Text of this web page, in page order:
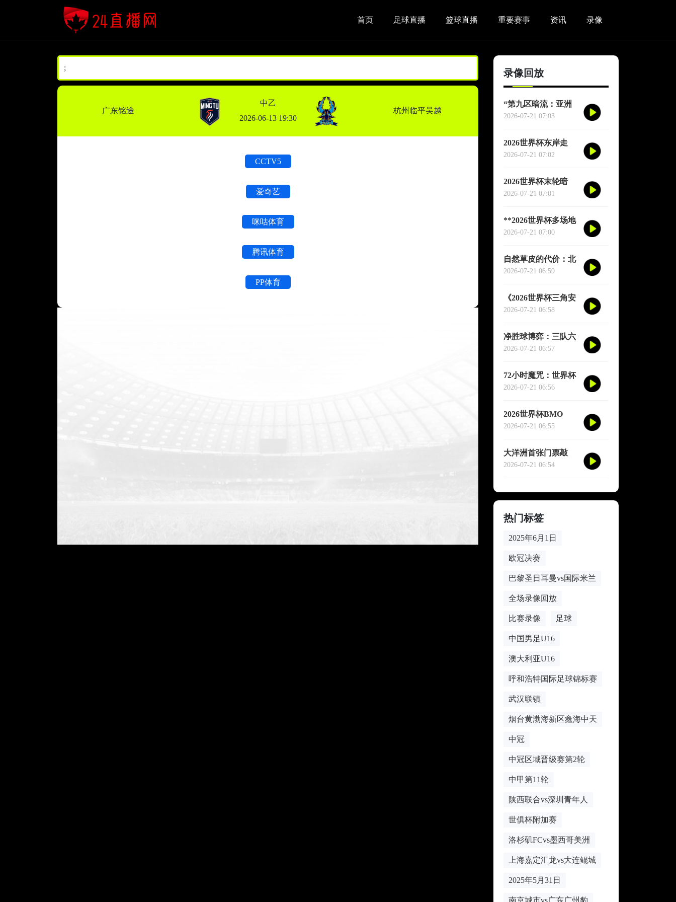
首页 足球直播 篮球直播 重要赛事 资讯 录像
;
广东铭途
中乙
2026-06-13 19:30
杭州临平吴越
CCTV5
爱奇艺
咪咕体育
腾讯体育
PP体育
录像回放
“第九区暗流：亚洲
足球通往北美世界杯
2026-07-21 07:03
2026世界杯东岸走
廊：波士顿到纽约的
2026-07-21 07:02
2026世界杯末轮暗
战：轮换布局与出线
2026-07-21 07:01
**2026世界杯多场地
并行赛事中VAR裁判
与弹性分配机制研究
**
2026-07-21 07:00
自然草皮的代价：北
美世界杯16场馆的生
2026-07-21 06:59
《2026世界杯三角安
保架构：美加墨跨境
机制升级策略》
2026-07-21 06:58
净胜球博弈：三队六
分连环局，生死一线
2026-07-21 06:57
72小时魔咒：世界杯
小组赛末轮的体能临
2026-07-21 06:56
2026世界杯BMO
Field声场建模与混响
数据的声学性能评估
2026-07-21 06:55
大洋洲首张门票敲
定：2026世界杯战术
2026-07-21 06:54
热门标签
2025年6月1日
欧冠决赛
巴黎圣日耳曼vs国际米兰
全场录像回放
比赛录像 足球
中国男足U16
澳大利亚U16
呼和浩特国际足球锦标赛
武汉联镇
烟台黄渤海新区鑫海中天
中冠
中冠区域晋级赛第2轮
中甲第11轮
陕西联合vs深圳青年人
世俱杯附加赛
洛杉矶FCvs墨西哥美洲
上海嘉定汇龙vs大连鲲城
2025年5月31日
南京城市vs广东广州豹